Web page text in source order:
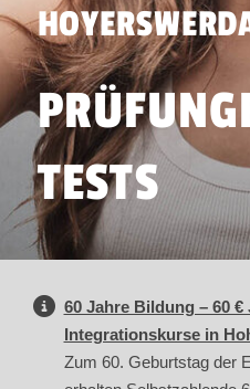
TESTS
60 Jahre Bildung – 60
Integrationskurse in
Zum 60. Geburtstag der